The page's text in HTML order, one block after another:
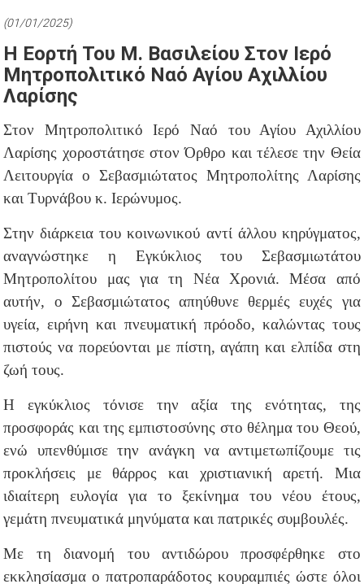
(01/01/2025)
Η Εορτή Του Μ. Βασιλείου Στον Ιερό
Μητροπολιτικό Ναό Αγίου Αχιλλίου
Λαρίσης
Στον Μητροπολιτικό Ιερό Ναό του Αγίου Αχιλλίου
Λαρίσης χοροστάτησε στον Όρθρο και τέλεσε την Θεία
Λειτουργία ο Σεβασμιώτατος Μητροπολίτης Λαρίσης
και Τυρνάβου κ. Ιερώνυμος.
Στην διάρκεια του κοινωνικού αντί άλλου κηρύγματος,
αναγνώστηκε η Εγκύκλιος του Σεβασμιωτάτου
Μητροπολίτου μας για τη Νέα Χρονιά. Μέσα από
αυτήν, ο Σεβασμιώτατος απηύθυνε θερμές ευχές για
υγεία, ειρήνη και πνευματική πρόοδο, καλώντας τους
πιστούς να πορεύονται με πίστη, αγάπη και ελπίδα στη
ζωή τους.
Η εγκύκλιος τόνισε την αξία της ενότητας, της
προσφοράς και της εμπιστοσύνης στο θέλημα του Θεού,
ενώ υπενθύμισε την ανάγκη να αντιμετωπίζουμε τις
προκλήσεις με θάρρος και χριστιανική αρετή. Μια
ιδιαίτερη ευλογία για το ξεκίνημα του νέου έτους,
γεμάτη πνευματικά μηνύματα και πατρικές συμβουλές.
Με τη διανομή του αντιδώρου προσφέρθηκε στο
εκκλησίασμα ο πατροπαράδοτος κουραμπιές ώστε όλοι